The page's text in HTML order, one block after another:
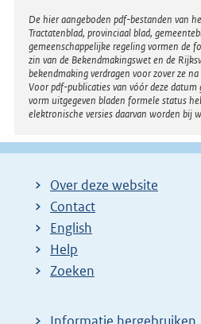
Disclaimer
De hier aangeboden pdf-bestanden van
Tractatenblad, provinciaal blad,
gemeenschappelijke regeling vormen de
zin van de Bekendmakingswet en de
bekendmaking verdragen voor zover ze
Voor pdf-publicaties van vóór deze
vorm uitgegeven bladen formele status
elektronische versies daarvan worden bij
Over deze website
Contact
English
Help
Zoeken